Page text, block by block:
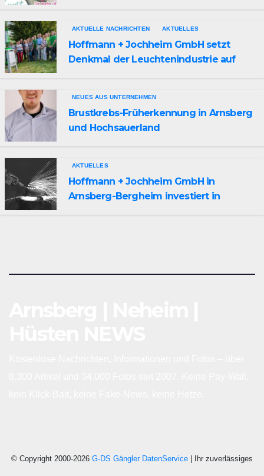
AKTUELLE NACHRICHTEN AKTUELLES
Hoffmann + Jochheim GmbH setzt
Denkmal der Leuchtenindustrie auf
NEUES AUS UNTERNEHMEN
Brustkrebs-Früherkennung in Arnsberg
und Hochsauerland
AKTUELLES
Hoffmann + Jochheim GmbH in
Arnsberg-Bergheim investiert in
© Copyright 2000-2026 G-DS Gängler DatenService | Ihr zuverlässiges